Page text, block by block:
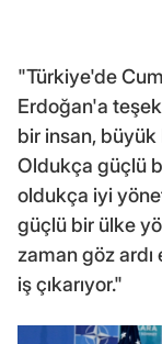
"Türkiye'de
Erdoğan'a
bir insan,
Oldukça güçlü
oldukça iyi
güçlü bir ülke
zaman göz
iş çıkarıyor."